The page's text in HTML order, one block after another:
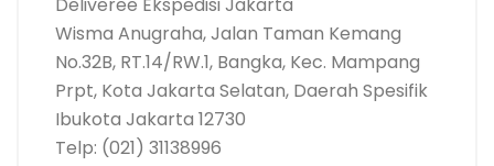
Wisma Anugraha, Jalan Taman Kemang
No.32B, RT.14/RW.1, Bangka, Kec. Mampang
Prpt, Kota Jakarta Selatan, Daerah Spesifik
Ibukota Jakarta 12730
Telp: (021) 31138996